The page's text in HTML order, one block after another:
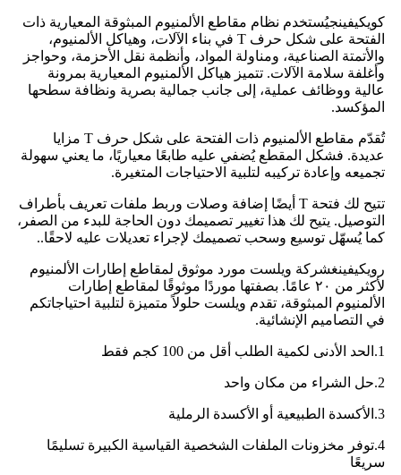
كويكيفينجيُستخدم نظام مقاطع الألمنيوم المبثوقة المعيارية ذات
الفتحة على شكل حرف T في بناء الآلات، وهياكل الألمنيوم،
والأتمتة الصناعية، ومناولة المواد، وأنظمة نقل الأحزمة، وحواجز
وأغلفة سلامة الآلات. تتميز هياكل الألمنيوم المعيارية بمرونة
عالية ووظائف عملية، إلى جانب جمالية بصرية ونظافة سطحها
المؤكسد.
تُقدّم مقاطع الألمنيوم ذات الفتحة على شكل حرف T مزايا
عديدة. فشكل المقطع يُضفي عليه طابعًا معياريًا، ما يعني سهولة
تجميعه وإعادة تركيبه لتلبية الاحتياجات المتغيرة.
تتيح لك فتحة T أيضًا إضافة وصلات وربط ملفات تعريف بأطراف
التوصيل. يتيح لك هذا تغيير تصميمك دون الحاجة للبدء من الصفر،
كما يُسهّل توسيع وسحب تصميمك لإجراء تعديلات عليه لاحقًا..
رويكيفينغشركة ويلست مورد موثوق لمقاطع إطارات الألمنيوم
لأكثر من ٢٠ عامًا. بصفتها موردًا موثوقًا لمقاطع إطارات
الألمنيوم المبثوقة، تقدم ويلست حلولاً متميزة لتلبية احتياجاتكم
في التصاميم الإنشائية.
1. الحد الأدنى لكمية الطلب أقل من 100 كجم فقط
2. حل الشراء من مكان واحد
3. الأكسدة الطبيعية أو الأكسدة الرملية
4. توفر مخزونات الملفات الشخصية القياسية الكبيرة تسليمًا
سريعًا